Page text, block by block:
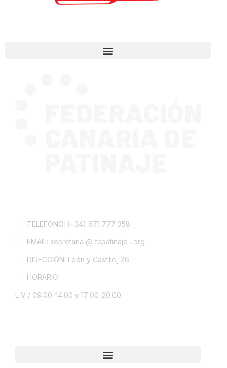
TELÉFONO: (+34) 671 777 358
EMAIL: secretaria @ fcpatinaje . org
DIRECCIÓN: León y Castillo, 26
HORARIO
L-V / 09:00-14:00 y 17:00-20:00